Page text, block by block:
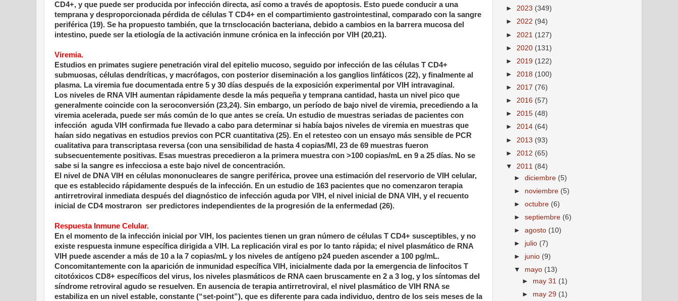
CD4+, y que puede ser producida por infección directa, así como a través de apoptosis. Esto puede conducir a una
temprana y desproporcionada pérdida de células T CD4+ en el compartimiento gastrointestinal, comparado con la sangre
periférica (19). Se ha propuesto también, que la trnsclocación bacteriana, debido a cambios en la barrera mucosa del
intestino, puede ser la etiología de la activación inmune crónica en la infección por VIH (20,21).
Viremia.
Estudios en primates sugiere penetración viral del epitelio mucoso, seguido por infección de las células T CD4+
submuosas, células dendríticas, y macrófagos, con posterior diseminación a los ganglios linfáticos (22), y finalmente al
plasma. La viremia fue documentada entre 5 y 30 días después de la exposición experimental por VIH intravaginal.
Los niveles de RNA VIH aumentan rápidamente desde la más pequeña y temprana cantidad, hasta un nivel pico que
generalmente coincide con la seroconversión (23,24). Sin embargo, un período de bajo nivel de viremia, precediendo a la
viremia acelerada, puede ser más común de lo que antes se creía. Un estudio de muestras seriadas de pacientes con
infección aguda VIH confirmada fue llevado a cabo para determinar si había bajos niveles de viremia en muestras que
haían sido negativas en estudios previos con PCR cuantitativa (25). En el retesteo con un ensayo más sensible de PCR
cualitativa para transcriptasa reversa (con una sensibilidad de hasta 4 copias/Ml, 23 de 69 muestras fueron
subsecuentemente positivas. Esas muestras precedieron a la primera muestra con >100 copias/mL en 9 a25 días. No se
sabe si la sangre es infecciosa a este bajo nivel de concentración.
El nivel de DNA VIH en células mononucleares de sangre periférica, provee una estimación del reservorio de VIH celular,
que es establecido rápidamente después de la infección. En un estudio de 163 pacientes que no comenzaron terapia
antirretroviral inmediata después del diagnóstico de infección aguda por VIH, el nivel inicial de DNA VIH, y el recuento
inicial de CD4 mostraron ser predictores independientes de la progresión de la enfermedad (26).
Respuesta Inmune Celular.
En el momento de la infección inicial por VIH, los pacientes tienen un gran número de células T CD4+ susceptibles, y no
existe respuesta inmune específica dirigida a VIH. La replicación viral es por lo tanto rápida; el nivel plasmático de RNA
VIH puede ascender a más de 10 ala 7 copias/mL y los niveles de antígeno p24 pueden ascender a 100 pg/mL.
Concomitantemente con la aparición de inmunidad específica VIH, inicialmente dada por la emergencia de linfocitos T
citotóxicos CD8+ específicos del virus, los niveles plasmáticos de RNA caen bruscamente en 2 a3 log, y los síntomas del
síndrome retroviral agudo se resuelven. En ausencia de terapia antirretroviral, el nivel plasmático de VIH RNA se
estabiliza en un nivel estable, constante (“set-point”), que es diferente para cada individuo, dentro de los seis meses de la
► 2023 (349)
► 2022 (94)
► 2021 (127)
► 2020 (131)
► 2019 (122)
► 2018 (100)
► 2017 (76)
► 2016 (57)
► 2015 (48)
► 2014 (64)
► 2013 (93)
► 2012 (65)
▼ 2011 (84)
►diciembre (5)
► noviembre (5)
►octubre (6)
►septiembre (6)
►agosto (10)
► julio (7)
► junio (9)
▼ mayo (13)
► may 31 (1)
► may 29 (1)